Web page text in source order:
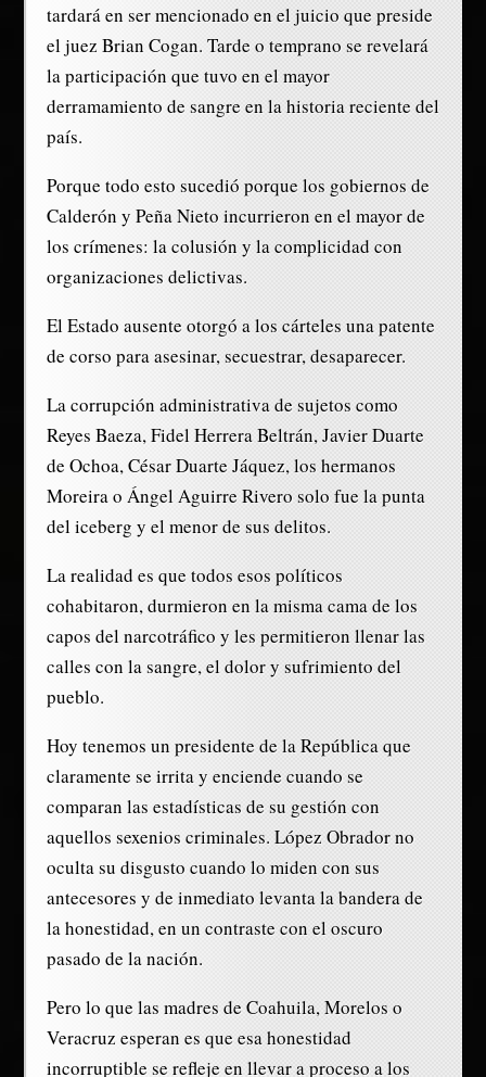
tardará en ser mencionado en el juicio que preside
el juez Brian Cogan. Tarde o temprano se revelará
la participación que tuvo en el mayor
derramamiento de sangre en la historia reciente del
país.
Porque todo esto sucedió porque los gobiernos de
Calderón y Peña Nieto incurrieron en el mayor de
los crímenes: la colusión y la complicidad con
organizaciones delictivas.
El Estado ausente otorgó a los cárteles una patente
de corso para asesinar, secuestrar, desaparecer.
La corrupción administrativa de sujetos como
Reyes Baeza, Fidel Herrera Beltrán, Javier Duarte
de Ochoa, César Duarte Jáquez, los hermanos
Moreira o Ángel Aguirre Rivero solo fue la punta
del iceberg y el menor de sus delitos.
La realidad es que todos esos políticos
cohabitaron, durmieron en la misma cama de los
capos del narcotráfico y les permitieron llenar las
calles con la sangre, el dolor y sufrimiento del
pueblo.
Hoy tenemos un presidente de la República que
claramente se irrita y enciende cuando se
comparan las estadísticas de su gestión con
aquellos sexenios criminales. López Obrador no
oculta su disgusto cuando lo miden con sus
antecesores y de inmediato levanta la bandera de
la honestidad, en un contraste con el oscuro
pasado de la nación.
Pero lo que las madres de Coahuila, Morelos o
Veracruz esperan es que esa honestidad
incorruptible se refleje en llevar a proceso a los